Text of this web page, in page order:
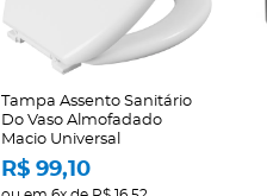
Tampa Assento Sanitário
Do Vaso Almofadado
Macio Universal
R$ 99,10